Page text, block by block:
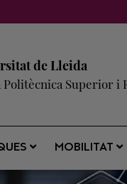
de Lleida
Politècnica Superior i
MOBILITAT